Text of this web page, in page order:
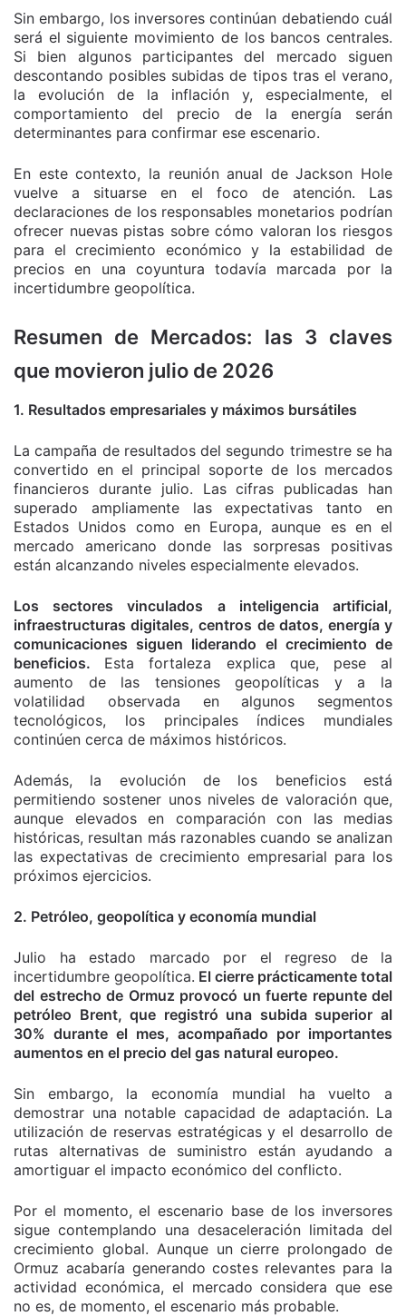
Sin embargo, los inversores continúan debatiendo cuál
será el siguiente movimiento de los bancos centrales.
Si bien algunos participantes del mercado siguen
descontando posibles subidas de tipos tras el verano,
la evolución de la inflación y, especialmente, el
comportamiento del precio de la energía serán
determinantes para confirmar ese escenario.
En este contexto, la reunión anual de Jackson Hole
vuelve a situarse en el foco de atención. Las
declaraciones de los responsables monetarios podrían
ofrecer nuevas pistas sobre cómo valoran los riesgos
para el crecimiento económico y la estabilidad de
precios en una coyuntura todavía marcada por la
incertidumbre geopolítica.
Resumen de Mercados: las 3 claves
que movieron julio de 2026
1. Resultados empresariales y máximos bursátiles
La campaña de resultados del segundo trimestre se ha
convertido en el principal soporte de los mercados
financieros durante julio. Las cifras publicadas han
superado ampliamente las expectativas tanto en
Estados Unidos como en Europa, aunque es en el
mercado americano donde las sorpresas positivas
están alcanzando niveles especialmente elevados.
Los sectores vinculados a inteligencia artificial,
infraestructuras digitales, centros de datos, energía y
comunicaciones siguen liderando el crecimiento de
beneficios. Esta fortaleza explica que, pese al
aumento de las tensiones geopolíticas y a la
volatilidad observada en algunos segmentos
tecnológicos, los principales índices mundiales
continúen cerca de máximos históricos.
Además, la evolución de los beneficios está
permitiendo sostener unos niveles de valoración que,
aunque elevados en comparación con las medias
históricas, resultan más razonables cuando se analizan
las expectativas de crecimiento empresarial para los
próximos ejercicios.
2. Petróleo, geopolítica y economía mundial
Julio ha estado marcado por el regreso de la
incertidumbre geopolítica. El cierre prácticamente total
del estrecho de Ormuz provocó un fuerte repunte del
petróleo Brent, que registró una subida superior al
30% durante el mes, acompañado por importantes
aumentos en el precio del gas natural europeo.
Sin embargo, la economía mundial ha vuelto a
demostrar una notable capacidad de adaptación. La
utilización de reservas estratégicas y el desarrollo de
rutas alternativas de suministro están ayudando a
amortiguar el impacto económico del conflicto.
Por el momento, el escenario base de los inversores
sigue contemplando una desaceleración limitada del
crecimiento global. Aunque un cierre prolongado de
Ormuz acabaría generando costes relevantes para la
actividad económica, el mercado considera que ese
no es, de momento, el escenario más probable.